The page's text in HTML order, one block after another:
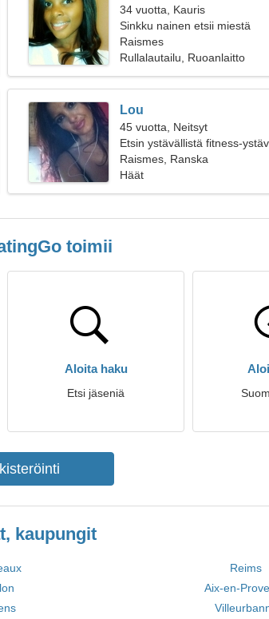
34 vuotta, Kauris
Sinkku nainen etsii miestä
Raismes
Rullalautailu, Ruoanlaitto
Lou
45 vuotta, Neitsyt
Etsin ystävällistä fitness-
Raismes, Ranska
Häät
toimii
Aloita haku
Etsi jäseniä
kaupungit
Reims
Aix-en-